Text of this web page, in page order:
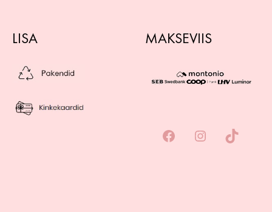
LISA MAKSEVIIS